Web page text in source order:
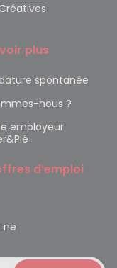
plus
spontanée
nous ?
employeur
d’emploi
ne